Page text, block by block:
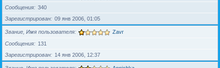
Сообщения
340
Зарегистрирован
09 янв 2006, 01:05
Звание, Имя пользователя Zavr
Сообщения
131
Зарегистрирован
14 янв 2006, 12:37